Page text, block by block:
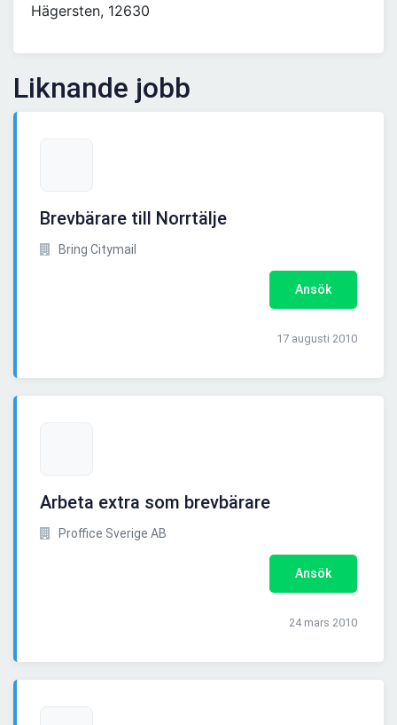
Hägersten, 12630
Liknande jobb
Brevbärare till Norrtälje
Bring Citymail
Ansök
17 augusti 2010
Arbeta extra som brevbärare
Proffice Sverige AB
Ansök
24 mars 2010